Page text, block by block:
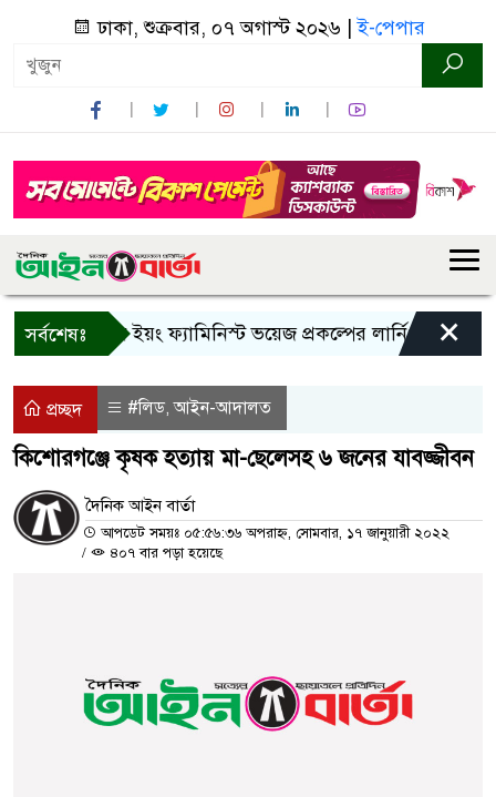
ঢাকা, শুক্রবার, ০৭ অগাস্ট ২০২৬ |ই-পেপার
সর্বশেষঃ
বান্দরবানে ইয়ং ফ্যামিনিস্ট ভয়েজ প্রকল্পের লার্নিং শেয়ারিং
×
প্রচ্ছদ #লিড,আইন-আদালত
কিশোরগঞ্জে কৃষক হত্যায় মা-ছেলেসহ ৬ জনের যাবজ্জীবন
দৈনিক আইন বার্তা
আপডেট সময়ঃ ০৫:৫৬:৩৬ অপরাহ্ন, সোমবার, ১৭ জানুয়ারী ২০২২
/
৪০৭ বার পড়া হয়েছে